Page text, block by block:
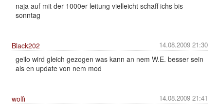
naja auf mit der 1000er leitung vielleicht schaff ichs bis
sonntag
14.08.2009 21:30
Black202
geilo wird gleich gezogen was kann an nem W.E. besser sein
als en update von nem mod
14.08.2009 21:41
wolfi